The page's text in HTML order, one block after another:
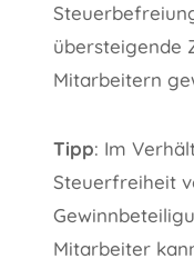
übersteigende
Mitarbeitern
Tipp: Im
Steuerfreiheit
Mitarbeiter